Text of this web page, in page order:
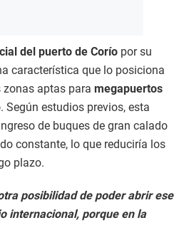
del puerto de Corío por su
característica que lo posiciona
aptas para megapuertos
Según estudios previos, esta
de buques de gran calado
constante, lo que reduciría los
plazo.
posibilidad de poder abrir ese
internacional, porque en la